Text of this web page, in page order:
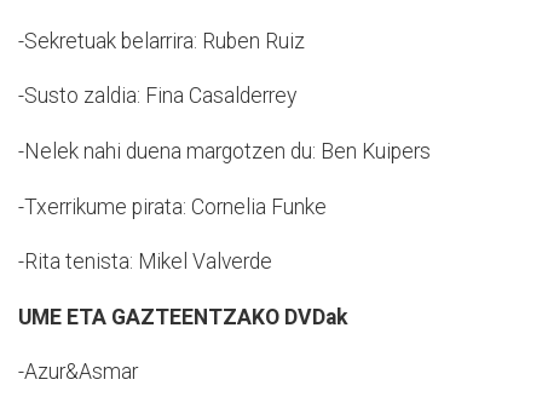
-Sekretuak belarrira: Ruben Ruiz
-Susto zaldia: Fina Casalderrey
-Nelek nahi duena margotzen du: Ben Kuipers
-Txerrikume pirata: Cornelia Funke
-Rita tenista: Mikel Valverde
UME ETA GAZTEENTZAKO DVDak
-Azur&Asmar